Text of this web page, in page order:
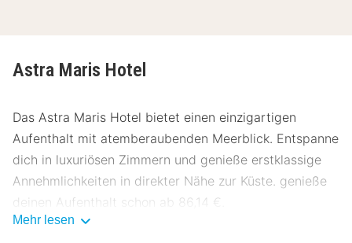
Astra Maris Hotel
Das Astra Maris Hotel bietet einen einzigartigen
Aufenthalt mit atemberaubenden Meerblick. Entspanne
dich in luxuriösen Zimmern und genieße erstklassige
Annehmlichkeiten in direkter Nähe zur Küste. genieße
deinen Aufenthalt schon ab 86,14 €.
Mehr lesen